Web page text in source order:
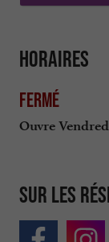
Horaires
Fermé
Ouvre
Sur les